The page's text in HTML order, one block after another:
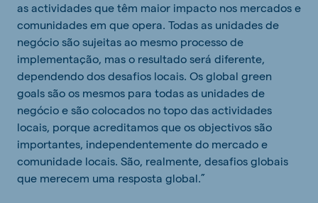
as actividades que têm maior impacto nos mercados e
comunidades em que opera. Todas as unidades de
negócio são sujeitas ao mesmo processo de
implementação, mas o resultado será diferente,
dependendo dos desafios locais. Os global green
goals são os mesmos para todas as unidades de
negócio e são colocados no topo das actividades
locais, porque acreditamos que os objectivos são
importantes, independentemente do mercado e
comunidade locais. São, realmente, desafios globais
que merecem uma resposta global.”